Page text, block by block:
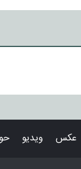
عکس ویدیو